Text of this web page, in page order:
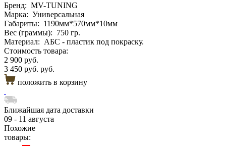
Бренд: MV-TUNING
Марка: Универсальная
Габариты: 1190мм*570мм*10мм
Вес (граммы): 750 гр.
Материал: АБС - пластик под покраску.
Стоимость товара:
2 900 руб.
3 450 руб. руб.
положить в корзину
Ближайшая дата доставки
09 - 11 августа
Похожие
товары: